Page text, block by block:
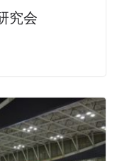
究会